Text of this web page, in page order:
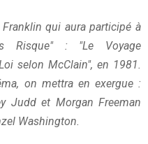
qui aura participé à
Risque" : "Le Voyage
selon McClain", en 1981.
on mettra en exergue :
Judd et Morgan Freeman
Washington.